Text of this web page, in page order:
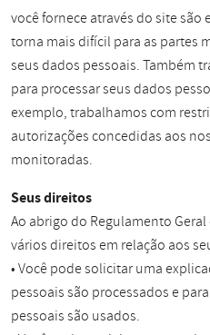
você fornece através do site
torna mais difícil para as partes
seus dados pessoais. Também
para processar seus dados
exemplo, trabalhamos com
autorizações concedidas aos
monitoradas.
Seus direitos
Ao abrigo do Regulamento
vários direitos em relação aos
• Você pode solicitar uma
pessoais são processados e
pessoais são usados.